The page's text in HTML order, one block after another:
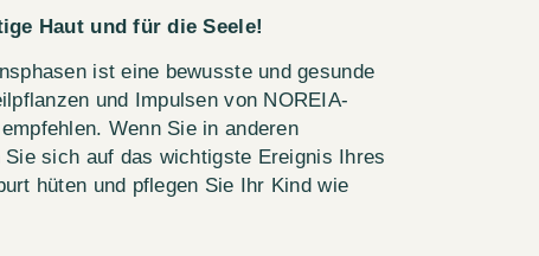
Haut und für die Seele!
ist eine bewusste und gesunde
und Impulsen von NOREIA-
Wenn Sie in anderen
sich auf das wichtigste Ereignis Ihres
hüten und pflegen Sie Ihr Kind wie